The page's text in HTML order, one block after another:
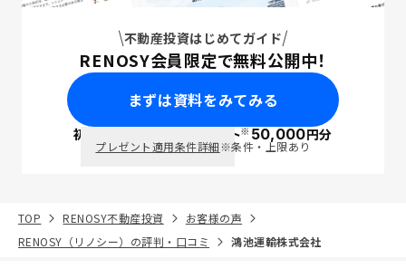
不動産投資はじめてガイド
RENOSY会員限定で無料公開中！
まずは資料をみてみる
初回面談で ポイント※50,000円分
プレゼント適用条件詳細※条件・上限あり
TOP RENOSY不動産投資
お客様の声
RENOSY（リノシー）の評判・口コミ
鴻池運輸株式会社